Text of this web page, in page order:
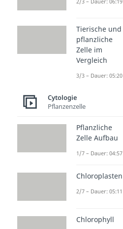
Tierische und
pflanzliche
Zelle im
Vergleich
3/3 – Dauer: 05:20
Cytologie
Pflanzenzelle
Pflanzliche
Zelle Aufbau
1/7 – Dauer: 04:57
Chloroplasten
2/7 – Dauer: 05:11
Chlorophyll